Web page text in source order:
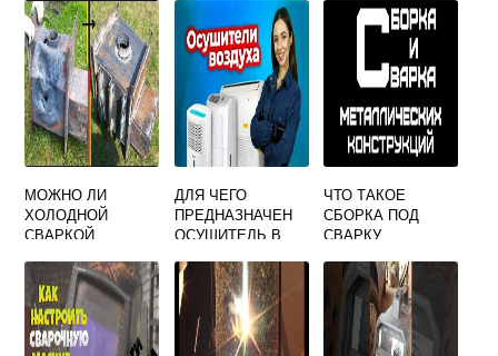
МОЖНО ЛИ
ХОЛОДНОЙ
СВАРКОЙ
В БАНЕ
ДЛЯ ЧЕГО
ПРЕДНАЗНАЧЕН
ОСУШИТЕЛЬ В
ЧТО ТАКОЕ
СБОРКА ПОД
СВАРКУ